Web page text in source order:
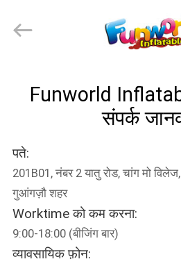
वीडियो
हमारे
बारे
Limited.
Funworld
संपर्क
पते:
201B01, नंबर 2 यातु रोड, चांग मो
गुआंगज़ौ शहर
Worktime को कम करना:
9:00-18:00 (बीजिंग बार)
व्यावसायिक फ़ोन: